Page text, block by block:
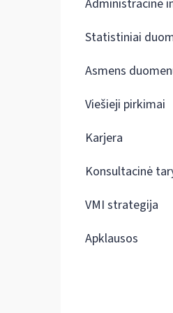
Administracinė
Statistiniai
Asmens
Viešieji pirkimai
Karjera
Konsultacinė
VMI strategija
Apklausos